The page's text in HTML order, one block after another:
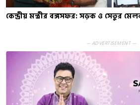
কেন্দ্রীয় মন্ত্রীর বঙ্গসফর: সড়ক ও সেতুর
— ADVERTISEMENT —